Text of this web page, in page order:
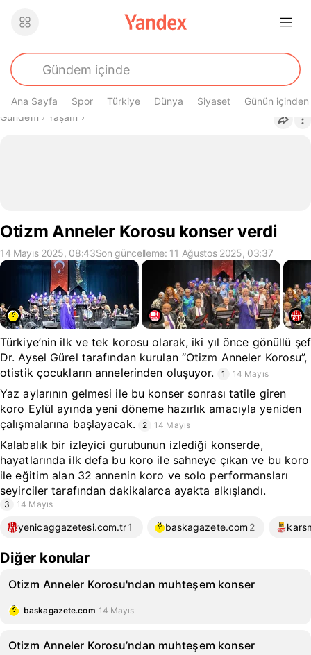
Ana Sayfa Spor Türkiye Dünya Siyaset Günün içinden
Buradasın
Gündem› Yaşam›
Otizm Anneler Korosu konser verdi
14 Mayıs 2025, 08:43Son güncelleme: 11 Ağustos 2025, 03:37
Türkiye’nin ilk ve tek korosu olarak, iki yıl önce gönüllü şef
Dr. Aysel Gürel tarafından kurulan “Otizm Anneler Korosu”,
otistik çocukların annelerinden oluşuyor.
1 14 Mayıs
Yaz aylarının gelmesi ile bu konser sonrası tatile giren
koro Eylül ayında yeni döneme hazırlık amacıyla yeniden
çalışmalarına başlayacak.
2 14 Mayıs
Kalabalık bir izleyici gurubunun izlediği konserde,
hayatlarında ilk defa bu koro ile sahneye çıkan ve bu koro
ile eğitim alan 32 annenin koro ve solo performansları
seyirciler tarafından dakikalarca ayakta alkışlandı.
3 14 Mayıs
yenicaggazetesi.com.tr1 baskagazete.com 2
Diğer konular
Otizm Anneler Korosu'ndan muhteşem konser
baskagazete.com 14 Mayıs
Otizm Anneler Korosu’ndan muhteşem konser